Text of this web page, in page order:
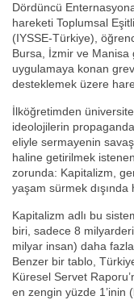
Dördüncü
hareketi Toplumsal
(IYSSE-Türkiye),
Bursa, İzmir ve
uygulamaya konan
desteklemek üzere
İlköğretimden
ideolojilerin
eliyle sermayenin
haline getirilmek
zorunda: Kapitalizm,
yaşam sürmek
Kapitalizm adlı bu
biri, sadece 8
milyar insan) daha
Benzer bir tablo,
Küresel Servet
en zengin yüzde 1’inin